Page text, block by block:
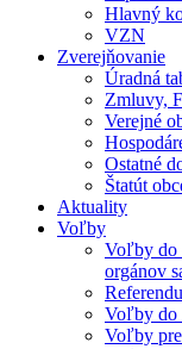
Hlavný
VZN
Zverejňovanie
Úradná
Zmluvy,
Verejné
Ostatné
Štatút
Aktuality
Voľby
Voľby do
orgánov
Voľby do
Voľby